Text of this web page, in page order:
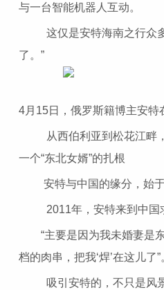
与一台智能机器人互动。
这仅是安特海南之行众多
了。”
4月15日，俄罗斯籍博主安
从西伯利亚到松花江畔，
一个“东北女婿”的扎根
安特与中国的缘分，始于
2011年，安特来到中国求
“主要是因为我未婚妻是东
档的肉串，把我‘焊’在这儿了”
吸引安特的，不只是风景